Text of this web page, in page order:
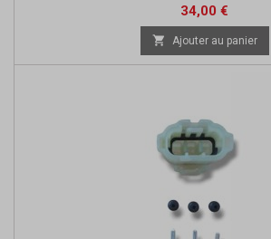
Prix
34,00 €
 Ajouter au panier